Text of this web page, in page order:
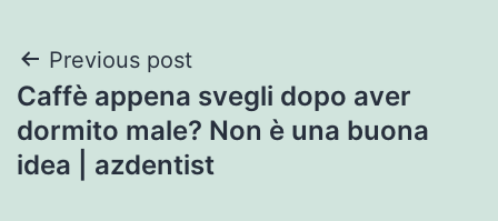
Post
navigation
Previous post
Caffè appena svegli dopo aver
dormito male? Non è una buona
idea | azdentist